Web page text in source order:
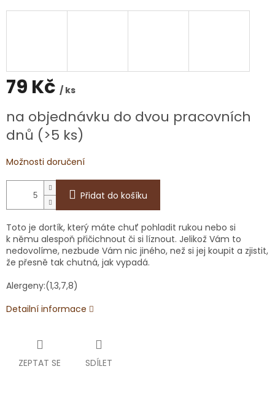
79 Kč / ks
cena:
na objednávku do dvou pracovních
dnů (>5 ks)
Možnosti doručení
Přidat do košíku
Toto je dortík, který máte chuť pohladit rukou nebo si
k němu alespoň přičichnout či si líznout. Jelikož Vám to
nedovolíme, nezbude Vám nic jiného, než si jej koupit a zjistit,
že přesně tak chutná, jak vypadá.
Alergeny:(1,3,7,8)
Detailní informace
ZEPTAT SE SDÍLET